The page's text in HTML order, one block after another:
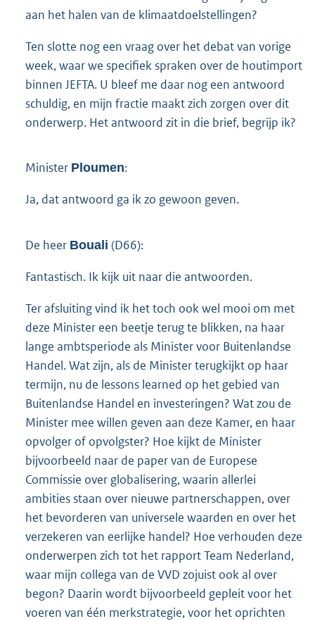
aan het halen van de klimaatdoelstellingen?
Ten slotte nog een vraag over het debat van vorige
week, waar we specifiek spraken over de houtimport
binnen JEFTA. U bleef me daar nog een antwoord
schuldig, en mijn fractie maakt zich zorgen over dit
onderwerp. Het antwoord zit in die brief, begrijp ik?
Minister Ploumen:
Ja, dat antwoord ga ik zo gewoon geven.
De heer Bouali (D66):
Fantastisch. Ik kijk uit naar die antwoorden.
Ter afsluiting vind ik het toch ook wel mooi om met
deze Minister een beetje terug te blikken, na haar
lange ambtsperiode als Minister voor Buitenlandse
Handel. Wat zijn, als de Minister terugkijkt op haar
termijn, nu de lessons learned op het gebied van
Buitenlandse Handel en investeringen? Wat zou de
Minister mee willen geven aan deze Kamer, en haar
opvolger of opvolgster? Hoe kijkt de Minister
bijvoorbeeld naar de paper van de Europese
Commissie over globalisering, waarin allerlei
ambities staan over nieuwe partnerschappen, over
het bevorderen van universele waarden en over het
verzekeren van eerlijke handel? Hoe verhouden deze
onderwerpen zich tot het rapport Team Nederland,
waar mijn collega van de VVD zojuist ook al over
begon? Daarin wordt bijvoorbeeld gepleit voor het
voeren van één merkstrategie, voor het oprichten